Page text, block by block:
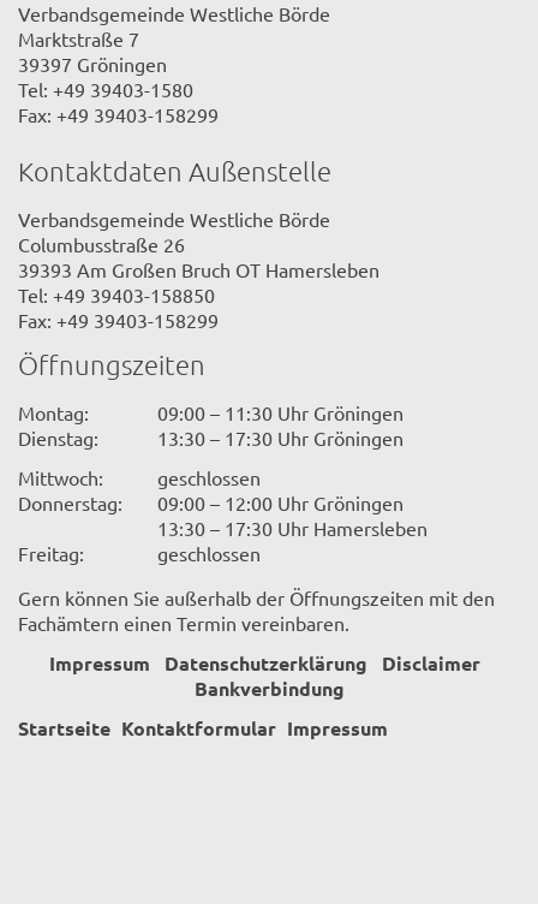
Verbandsgemeinde Westliche Börde
Marktstraße 7
39397 Gröningen
Tel: +49 39403-1580
Fax: +49 39403-158299
Kontaktdaten Außenstelle
Verbandsgemeinde Westliche Börde
Columbusstraße 26
39393 Am Großen Bruch OT Hamersleben
Tel: +49 39403-158850
Fax: +49 39403-158299
Öffnungszeiten
Montag:
09:00 – 11:30 Uhr Gröningen
Dienstag:
13:30 – 17:30 Uhr Gröningen
Mittwoch:
geschlossen
Donnerstag:
09:00 – 12:00 Uhr Gröningen
13:30 – 17:30 Uhr Hamersleben
Freitag:
geschlossen
Gern können Sie außerhalb der Öffnungszeiten mit den
Fachämtern einen Termin vereinbaren.
Impressum Datenschutzerklärung
Disclaimer
Bankverbindung
Startseite Kontaktformular Impressum